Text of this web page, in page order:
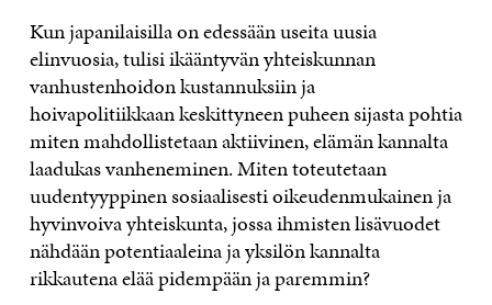
Kun japanilaisilla on edessään useita uusia
elinvuosia, tulisi ikääntyvän yhteiskunnan
vanhustenhoidon kustannuksiin ja
hoivapolitiikkaan keskittyneen puheen sijasta pohtia
miten mahdollistetaan aktiivinen, elämän kannalta
laadukas vanheneminen. Miten toteutetaan
uudentyyppinen sosiaalisesti oikeudenmukainen ja
hyvinvoiva yhteiskunta, jossa ihmisten lisävuodet
nähdään potentiaaleina ja yksilön kannalta
rikkautena elää pidempään ja paremmin?